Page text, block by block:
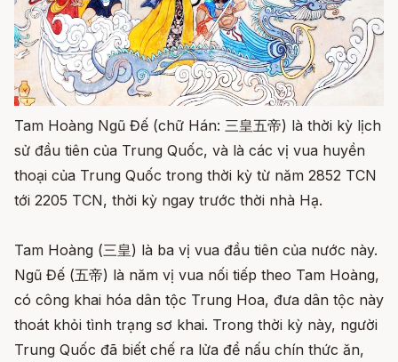
Tam Hoàng Ngũ Đế (chữ Hán: 三皇五帝) là thời kỳ lịch
sử đầu tiên của Trung Quốc, và là các vị vua huyền
thoại của Trung Quốc trong thời kỳ từ năm 2852 TCN
tới 2205 TCN, thời kỳ ngay trước thời nhà Hạ.
Tam Hoàng (三皇) là ba vị vua đầu tiên của nước này.
Ngũ Đế (五帝) là năm vị vua nối tiếp theo Tam Hoàng,
có công khai hóa dân tộc Trung Hoa, đưa dân tộc này
thoát khỏi tình trạng sơ khai. Trong thời kỳ này, người
Trung Quốc đã biết chế ra lửa để nấu chín thức ăn,